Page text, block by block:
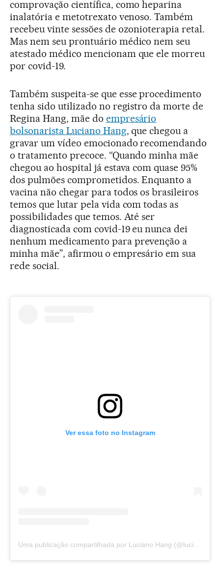
comprovação científica, como heparina
inalatória e metotrexato venoso. Também
recebeu vinte sessões de ozonioterapia retal.
Mas nem seu prontuário médico nem seu
atestado médico mencionam que ele morreu
por covid-19.
Também suspeita-se que esse procedimento
tenha sido utilizado no registro da morte de
Regina Hang, mãe do empresário
bolsonarista Luciano Hang, que chegou a
gravar um vídeo emocionado recomendando
o tratamento precoce. “Quando minha mãe
chegou ao hospital já estava com quase 95%
dos pulmões comprometidos. Enquanto a
vacina não chegar para todos os brasileiros
temos que lutar pela vida com todas as
possibilidades que temos. Até ser
diagnosticada com covid-19 eu nunca dei
nenhum medicamento para prevenção a
minha mãe”, afirmou o empresário em sua
rede social.
Ver essa foto no Instagram